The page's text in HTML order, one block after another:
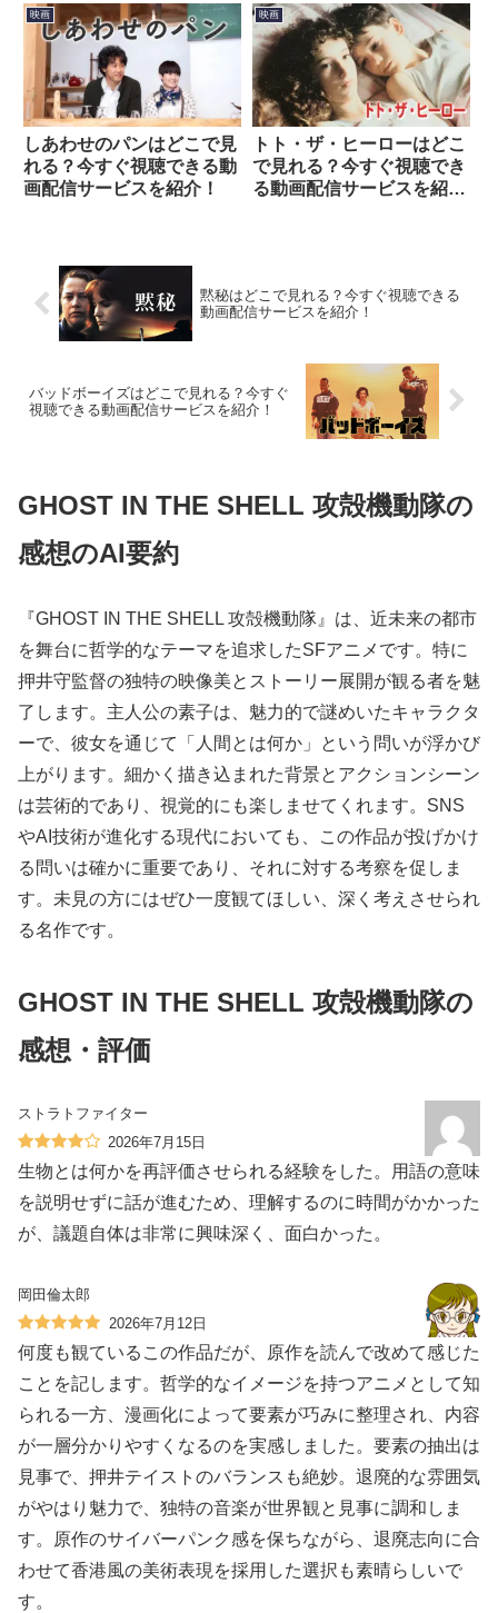
映画
しあわせのパンはどこで見
れる？今すぐ視聴できる動
画配信サービスを紹介！
映画
トト・ザ・ヒーローはどこ
で見れる？今すぐ視聴でき
る動画配信サービスを紹
黙秘はどこで見れる？今すぐ視聴できる
動画配信サービスを紹介！
バッドボーイズはどこで見れる？今すぐ
視聴できる動画配信サービスを紹介！
GHOST IN THE SHELL 攻殻機動隊の
感想のAI要約
『GHOST IN THE SHELL 攻殻機動隊』は、近未来の都市
を舞台に哲学的なテーマを追求したSFアニメです。特に
押井守監督の独特の映像美とストーリー展開が観る者を魅
了します。主人公の素子は、魅力的で謎めいたキャラクタ
ーで、彼女を通じて「人間とは何か」という問いが浮かび
上がります。細かく描き込まれた背景とアクションシーン
は芸術的であり、視覚的にも楽しませてくれます。SNS
やAI技術が進化する現代においても、この作品が投げかけ
る問いは確かに重要であり、それに対する考察を促しま
す。未見の方にはぜひ一度観てほしい、深く考えさせられ
る名作です。
GHOST IN THE SHELL 攻殻機動隊の
感想・評価
ストラトファイター
2026年7月15日
生物とは何かを再評価させられる経験をした。用語の意味
を説明せずに話が進むため、理解するのに時間がかかった
が、議題自体は非常に興味深く、面白かった。
岡田倫太郎
2026年7月12日
何度も観ているこの作品だが、原作を読んで改めて感じた
ことを記します。哲学的なイメージを持つアニメとして知
られる一方、漫画化によって要素が巧みに整理され、内容
が一層分かりやすくなるのを実感しました。要素の抽出は
見事で、押井テイストのバランスも絶妙。退廃的な雰囲気
がやはり魅力で、独特の音楽が世界観と見事に調和しま
す。原作のサイバーパンク感を保ちながら、退廃志向に合
わせて香港風の美術表現を採用した選択も素晴らしいで
す。